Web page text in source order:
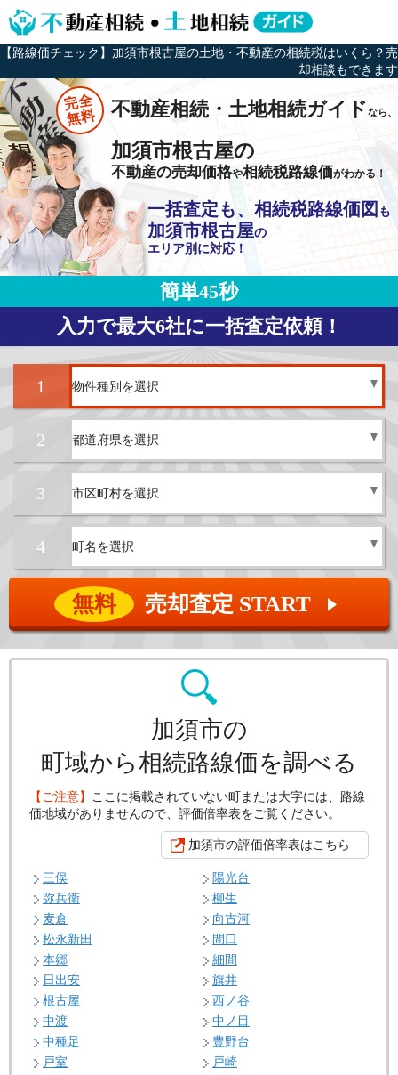
【路線価チェック】加須市根古屋の土地・不動産の相続税はいくら？売
却相談もできます
完全
無料 不動産相続・土地相続ガイドなら、
加須市根古屋の
不動産の売却価格や相続税路線価がわかる！
一括査定も、相続税路線価図 も
加須市根古屋の
エリア別に対応！
簡単45秒
入力で最大6社に一括査定依頼！
1
2
3
4
無料 売却査定 START ▲
加須市の
町域から相続路線価を調べる
【ご注意】 ここに掲載されていない町または大字には、路線
価地域がありませんので、評価倍率表をご覧ください。
加須市の評価倍率表はこちら
三俣
陽光台
弥兵衛
柳生
麦倉
向古河
松永新田
間口
本郷
細間
日出安
旗井
根古屋
西ノ谷
中渡
中ノ目
中種足
豊野台
戸室
戸崎